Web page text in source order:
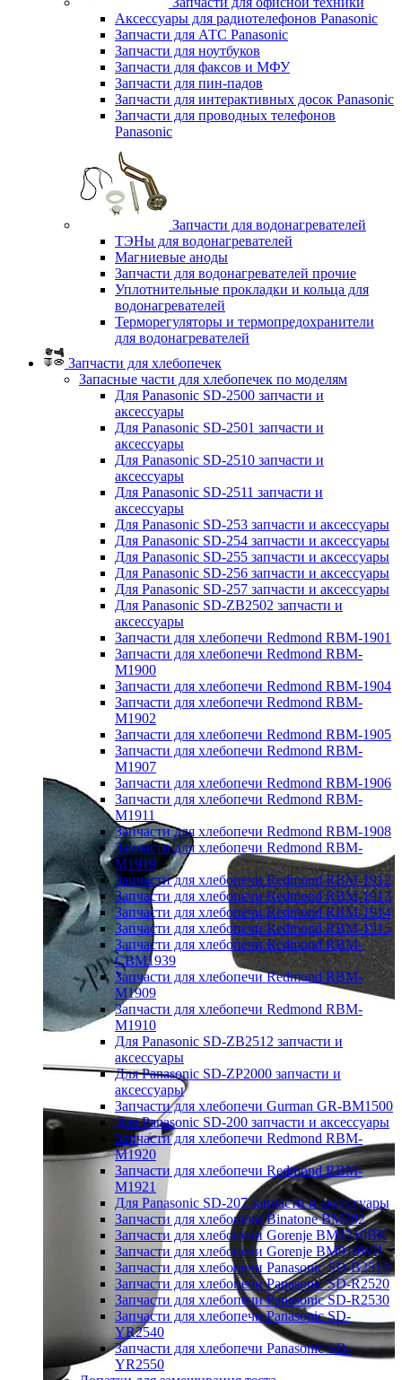
Аксессуары для радиотелефонов Panasonic
Запчасти для АТС Panasonic
Запчасти для ноутбуков
Запчасти для факсов и МФУ
Запчасти для пин-падов
Запчасти для интерактивных досок Panasonic
Запчасти для проводных телефонов
Panasonic
Запчасти для водонагревателей
ТЭНы для водонагревателей
Магниевые аноды
Запчасти для водонагревателей прочие
Уплотнительные прокладки и кольца для
водонагревателей
Терморегуляторы и термопредохранители
для водонагревателей
Запчасти для хлебопечек
Запасные части для хлебопечек по моделям
Для Panasonic SD-2500 запчасти и
аксессуары
Для Panasonic SD-2501 запчасти и
аксессуары
Для Panasonic SD-2510 запчасти и
аксессуары
Для Panasonic SD-2511 запчасти и
аксессуары
Для Panasonic SD-253 запчасти и аксессуары
Для Panasonic SD-254 запчасти и аксессуары
Для Panasonic SD-255 запчасти и аксессуары
Для Panasonic SD-256 запчасти и аксессуары
Для Panasonic SD-257 запчасти и аксессуары
Для Panasonic SD-ZB2502 запчасти и
аксессуары
Запчасти для хлебопечи Redmond RBM-1901
Запчасти для хлебопечи Redmond RBM-
M1900
Запчасти для хлебопечи Redmond RBM-1904
Запчасти для хлебопечи Redmond RBM-
M1902
Запчасти для хлебопечи Redmond RBM-1905
Запчасти для хлебопечи Redmond RBM-
M1907
Запчасти для хлебопечи Redmond RBM-1906
Запчасти для хлебопечи Redmond RBM-
M1911
Запчасти для хлебопечи Redmond RBM-1908
Запчасти для хлебопечи Redmond RBM-
M1919
Запчасти для хлебопечи Redmond RBM-1912
Запчасти для хлебопечи Redmond RBM-1913
Запчасти для хлебопечи Redmond RBM-1914
Запчасти для хлебопечи Redmond RBM-1915
Запчасти для хлебопечи Redmond RBM-
CBM1939
Запчасти для хлебопечи Redmond RBM-
M1909
Запчасти для хлебопечи Redmond RBM-
M1910
Для Panasonic SD-ZB2512 запчасти и
аксессуары
Для Panasonic SD-ZP2000 запчасти и
аксессуары
Запчасти для хлебопечи Gurman GR-BM1500
Для Panasonic SD-200 запчасти и аксессуары
Запчасти для хлебопечи Redmond RBM-
M1920
Запчасти для хлебопечи Redmond RBM-
M1921
Для Panasonic SD-207 запчасти и аксессуары
Запчасти для хлебопечи Binatone BM202
Запчасти для хлебопечи Gorenje BM1210BK
Запчасти для хлебопечи Gorenje BM910WII
Запчасти для хлебопечи Panasonic SD-B2510
Запчасти для хлебопечи Panasonic SD-R2520
Запчасти для хлебопечи Panasonic SD-R2530
Запчасти для хлебопечи Panasonic SD-
YR2540
Запчасти для хлебопечи Panasonic SD-
YR2550